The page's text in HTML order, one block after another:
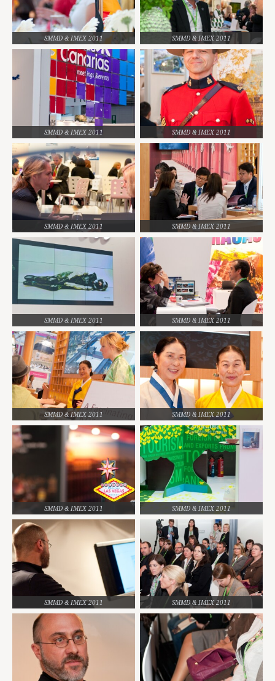
SMMD & IMEX 2011 SMMD & IMEX 2011
SMMD & IMEX 2011 SMMD & IMEX 2011
SMMD & IMEX 2011 SMMD & IMEX 2011
SMMD & IMEX 2011 SMMD & IMEX 2011
SMMD & IMEX 2011 SMMD & IMEX 2011
SMMD & IMEX 2011 SMMD & IMEX 2011
SMMD & IMEX 2011 SMMD & IMEX 2011